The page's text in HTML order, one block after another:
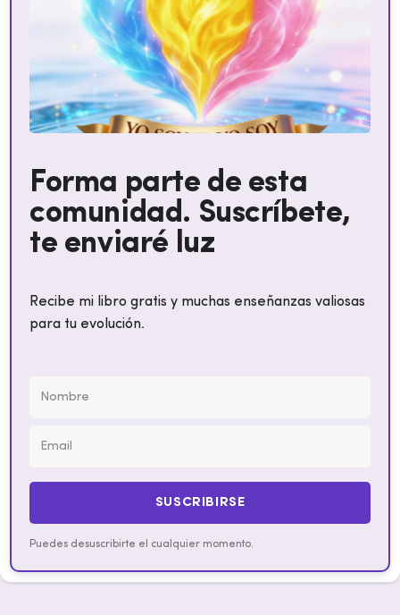
Forma parte de esta
comunidad. Suscríbete,
te enviaré luz
Recibe mi libro gratis y muchas enseñanzas valiosas
para tu evolución.
SUSCRIBIRSE
Puedes desuscribirte el cualquier momento.